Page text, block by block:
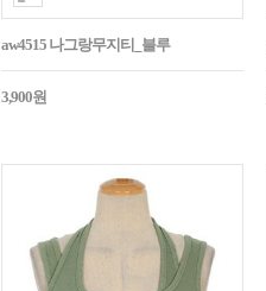
aw4515 나그랑무지티_블루
3,900원